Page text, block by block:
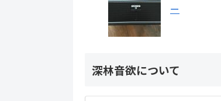
ー
深林音欲について